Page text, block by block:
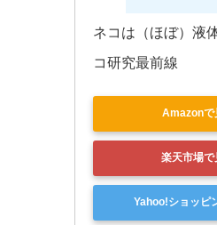
ネコは（ほぼ）液
コ研究最前線
Amazonで
楽天市場で
Yahoo!ショッピ